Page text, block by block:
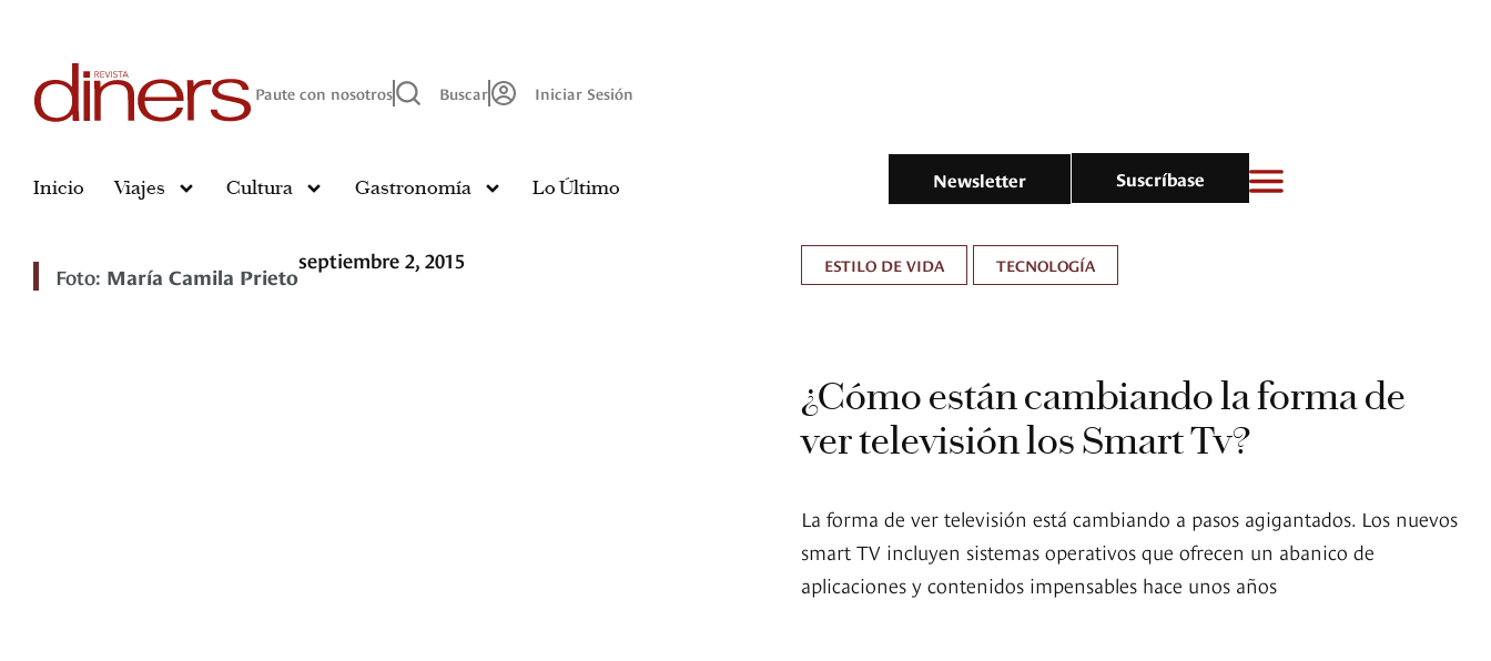
Paute con nosotros Buscar Iniciar Sesión
Inicio Viajes Cultura Gastronomía Lo Último Newsletter Suscríbase
Foto: María Camila Prieto
septiembre 2, 2015 ESTILO DE VIDA TECNOLOGÍA
¿Cómo están cambiando la forma de
ver televisión los Smart Tv?
La forma de ver televisión está cambiando a pasos agigantados. Los nuevos
smart TV incluyen sistemas operativos que ofrecen un abanico de
aplicaciones y contenidos impensables hace unos años